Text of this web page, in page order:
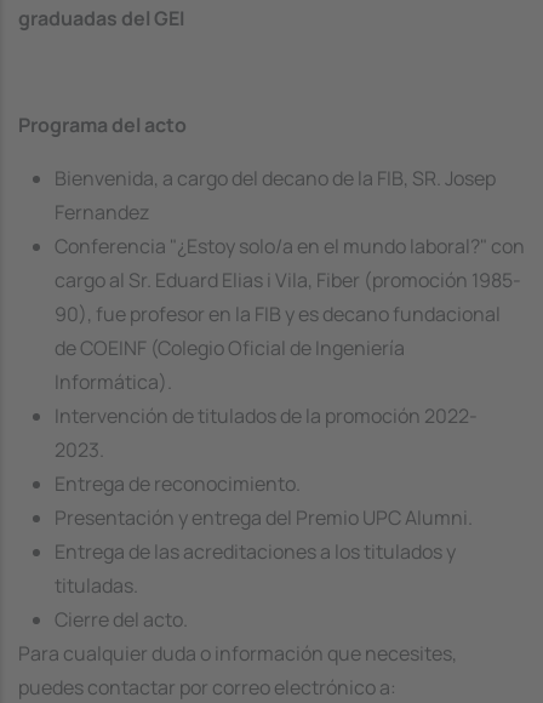
graduadas del GEI
Programa del acto
Bienvenida, a cargo del decano de la FIB, SR. Josep
Fernandez
Conferencia "¿Estoy solo/a en el mundo laboral?" con
cargo al Sr. Eduard Elias i Vila, Fiber (promoción 1985-
90), fue profesor en la FIB y es decano fundacional
de COEINF (Colegio Oficial de Ingeniería
Informática).
Intervención de titulados de la promoción 2022-
2023.
Entrega de reconocimiento.
Presentación y entrega del Premio UPC Alumni.
Entrega de las acreditaciones a los titulados y
tituladas.
Cierre del acto.
Para cualquier duda o información que necesites,
puedes contactar por correo electrónico a: